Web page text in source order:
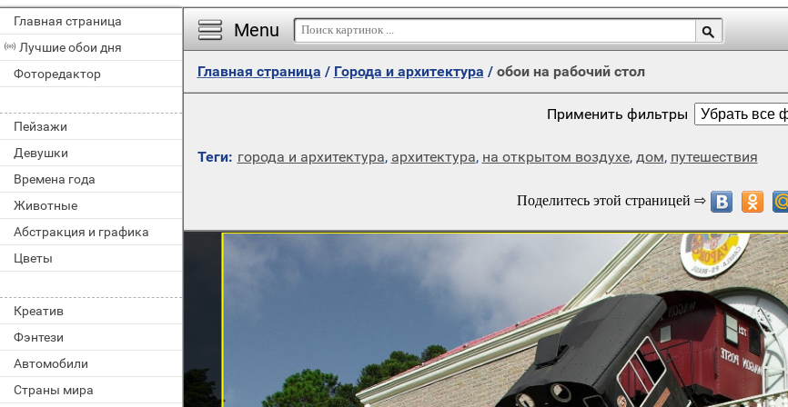
Главная страница
Лучшие обои дня
Фоторедактор
Пейзажи
Девушки
Времена года
Животные
Абстракция и графика
Цветы
Креатив
Фэнтези
Автомобили
Страны мира
Menu
Главная страница / Города и архитектура / обои на рабочий стол
Применить фильтры
Теги: города и архитектура, архитектура, на открытом воздухе, дом, путешествия